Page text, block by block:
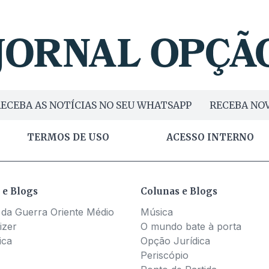
AS NOTÍCIAS NO SEU WHATSAPP RECEBA
TERMOS DE USO ACESSO INTERNO
e Blogs
Guerra Oriente Médio
Colunas e Blogs
Música
O mundo bate à porta
Opção Jurídica
Periscópio